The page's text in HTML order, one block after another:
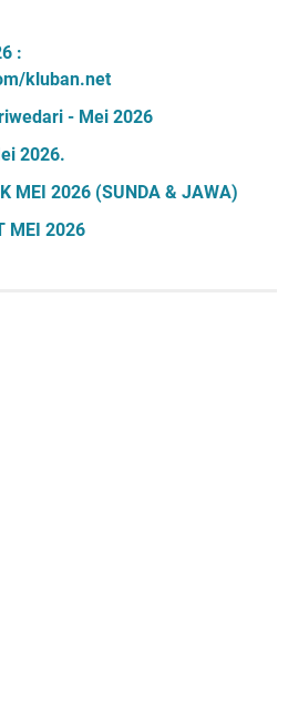
:
kluban.net
- Mei 2026
2026.
MEI 2026 (SUNDA & JAWA)
MEI 2026